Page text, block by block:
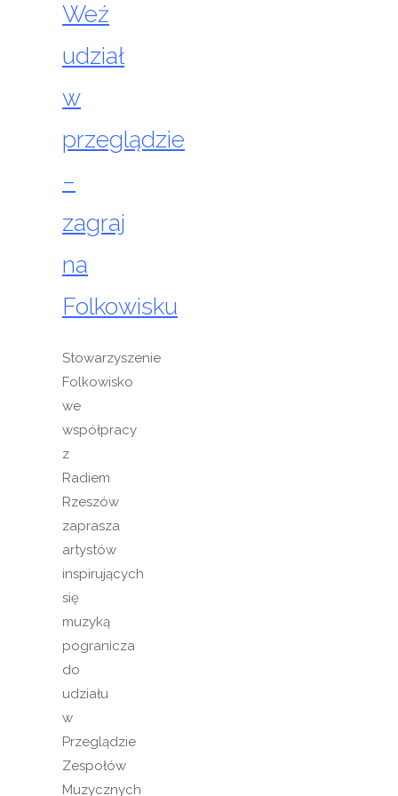
Weź
udział
w
przeglądzie
–
zagraj
na
Folkowisku
Stowarzyszenie
Folkowisko
we
współpracy
z
Radiem
Rzeszów
zaprasza
artystów
inspirujących
się
muzyką
pogranicza
do
udziału
w
Przeglądzie
Zespołów
Muzycznych